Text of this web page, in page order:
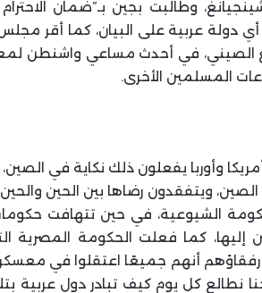
وطالبت بجين بـ”ضمان
دولة عربية على البيان، كما أقر
الصيني، في أحدث مساعي واشنطن
المسلمين الأخرى.
وأوربا يفعلون ذلك نكاية في
ويتفقدون رضاها بين الحين
الشيوعية، في حين تتهافت
رفقاؤهم أنهم جميعًا اعتقلوا في
نطالع كل يوم كيف تبادر دول عربية